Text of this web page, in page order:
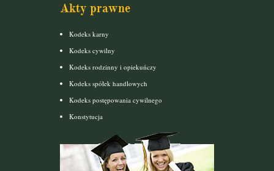
Akty prawne
Kodeks karny
Kodeks cywilny
Kodeks rodzinny i opiekuńczy
Kodeks spółek handlowych
Kodeks postępowania cywilnego
Konstytucja